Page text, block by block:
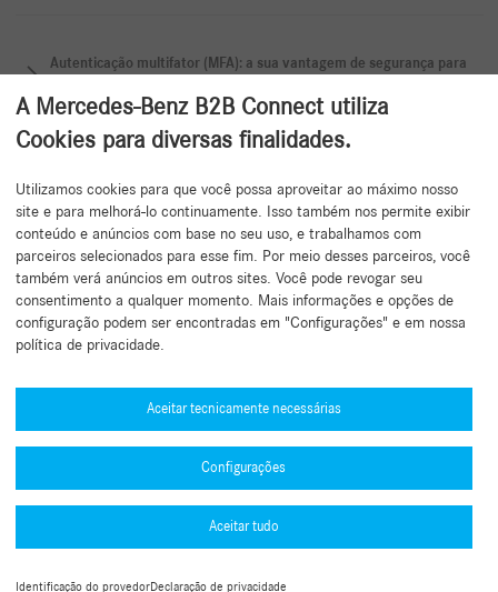
Autenticação multifator (MFA): a sua vantagem de segurança para
A Mercedes-Benz B2B Connect utiliza
Cookies para diversas finalidades.
Utilizamos cookies para que você possa aproveitar ao máximo nosso
site e para melhorá-lo continuamente. Isso também nos permite exibir
conteúdo e anúncios com base no seu uso, e trabalhamos com
parceiros selecionados para esse fim. Por meio desses parceiros, você
também verá anúncios em outros sites. Você pode revogar seu
consentimento a qualquer momento. Mais informações e opções de
configuração podem ser encontradas em "Configurações" e em nossa
política de privacidade.
Aceitar tecnicamente necessárias
Configurações
Aceitar tudo
Identificação do provedorDeclaração de privacidade
Voltar ao topo
Precisa de ajuda?
Mercedes-Benz Global Training
Notícias
Guia de autenticação Multifator (MFA)
Termos e Condições